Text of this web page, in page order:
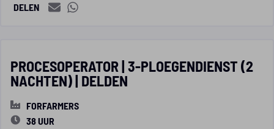
DELEN
PROCESOPERATOR | 3-PLOEGENDIENST (2
NACHTEN) | DELDEN
FORFARMERS
38 UUR